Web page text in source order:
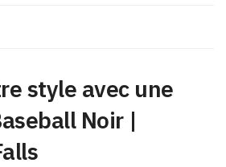
style avec une
Noir |